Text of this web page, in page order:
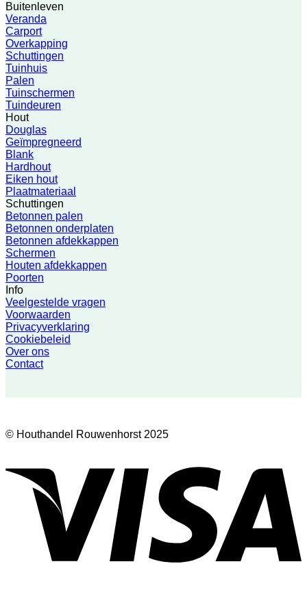
Buitenleven
Veranda
Carport
Overkapping
Schuttingen
Tuinhuis
Palen
Tuinschermen
Tuindeuren
Hout
Douglas
Geïmpregneerd
Blank
Hardhout
Eiken hout
Plaatmateriaal
Schuttingen
Betonnen palen
Betonnen onderplaten
Betonnen afdekkappen
Schermen
Houten afdekkappen
Poorten
Info
Veelgestelde vragen
Voorwaarden
Privacyverklaring
Cookiebeleid
Over ons
Contact
© Houthandel Rouwenhorst 2025